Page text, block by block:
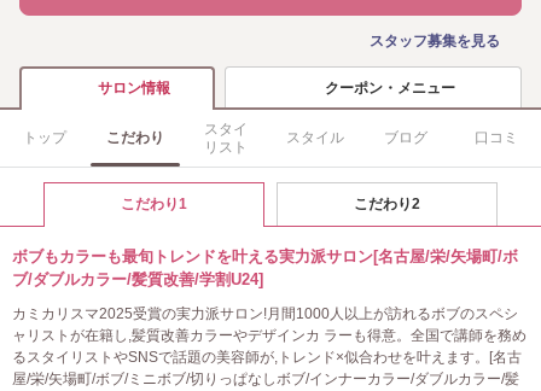
スタッフ募集を見る
サロン情報 クーポン・メニュー
トップ こだわり
スタイ
リスト
スタイル ブログ 口コミ
こだわり1 こだわり2
ボブもカラーも最旬トレンドを叶える実力派サロン[名古屋/栄/矢場町/ボ
ブ/ダブルカラー/髪質改善/学割U24]
カミカリスマ2025受賞の実力派サロン!月間1000人以上が訪れるボブのスペシ
ャリストが在籍し,髪質改善カラーやデザインカ ラーも得意。全国で講師を務め
るスタイリストやSNSで話題の美容師が,トレンド×似合わせを叶えます。[名古
屋/栄/矢場町/ボブ/ミニボブ/切りっぱなしボブ/インナーカラー/ダブルカラー/髪